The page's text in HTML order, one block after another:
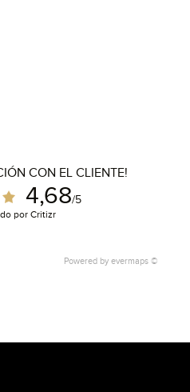
CON EL CLIENTE!
4,68/5
por Critizr
Powered by evermaps ©